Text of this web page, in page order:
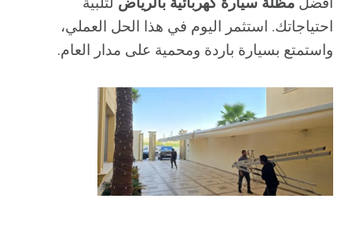
احتياجاتك. استثمر اليوم في هذا الحل العملي،
واستمتع بسيارة باردة ومحمية على مدار العام.